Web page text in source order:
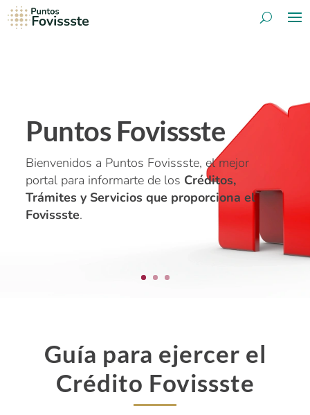
Puntos Fovissste
Bienvenidos a Puntos Fovissste, el mejor
portal para informarte de los Créditos,
Trámites y Servicios que proporciona el
Fovissste.
Guía para ejercer el
Crédito Fovissste